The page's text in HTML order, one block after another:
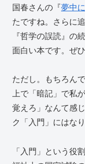
国春さんの『夢中
たですね。さらに
『哲学の誤読』の
面白い本です。ぜひ
ただし。もちろん
上で「暗記」で私
覚えろ」なんて感
ク「入門」にはなり
「入門」という役